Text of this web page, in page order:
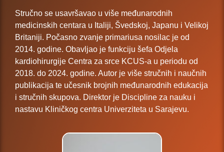
Stručno se usavršavao u više međunarodnih
medicinskih centara u Italiji, Švedskoj, Japanu i Velikoj
Britaniji. Počasno zvanje primariusa nosilac je od
2014. godine. Obavljao je funkciju šefa Odjela
kardiohirurgije Centra za srce KCUS-a u periodu od
2018. do 2024. godine. Autor je više stručnih i naučnih
publikacija te učesnik brojnih međunarodnih edukacija
i stručnih skupova. Direktor je Discipline za nauku i
nastavu Kliničkog centra Univerziteta u Sarajevu.